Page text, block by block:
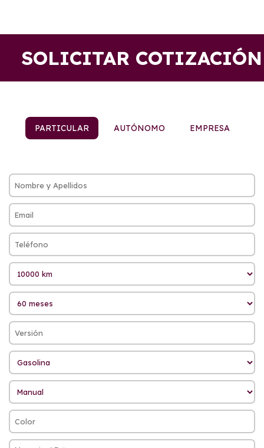
SOLICITAR COTIZACIÓN
PARTICULAR AUTÓNOMO EMPRESA